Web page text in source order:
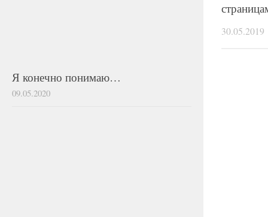
30.05.2019
Я конечно понимаю…
09.05.2020